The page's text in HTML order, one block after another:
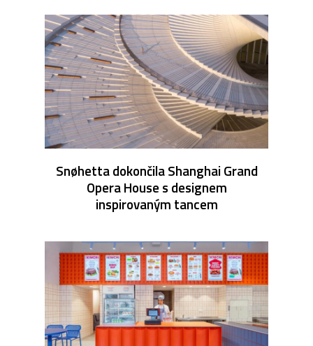
Snøhetta dokončila Shanghai Grand
Opera House s designem
inspirovaným tancem